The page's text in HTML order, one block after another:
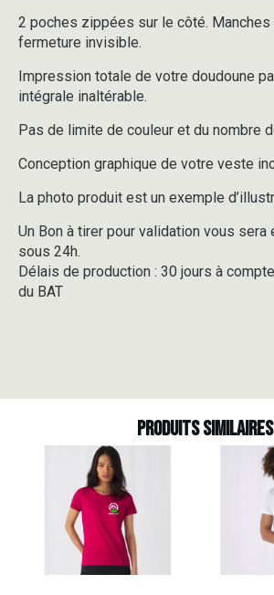
2 poches zippées sur le côté.
fermeture invisible.
Impression totale de votre doudoune
intégrale inaltérable.
Pas de limite de couleur et du nombre
Conception graphique de votre veste
La photo produit est un exemple
Un Bon à tirer pour validation vous sera
sous 24h.
Délais de production : 30 jours à
du BAT
Produits similaires